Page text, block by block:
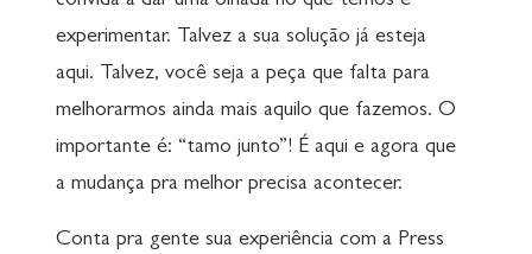
experimentar. Talvez a sua solução já esteja
aqui. Talvez, você seja a peça que falta para
melhorarmos ainda mais aquilo que fazemos. O
importante é: “tamo junto”! É aqui e agora que
a mudança pra melhor precisa acontecer.
Conta pra gente sua experiência com a Press